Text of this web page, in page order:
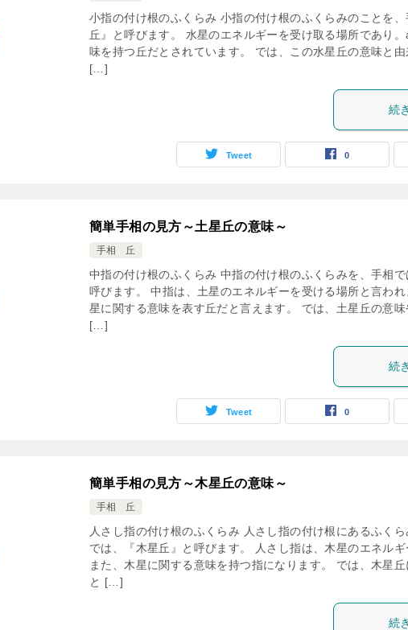
小指の付け根のふくらみ 小指の付け根のふくらみのことを
丘』と呼びます。 水星のエネルギーを受け取る場所であり
味を持つ丘だとされています。 では、この水星丘の意味と
[…]
続
Tweet 0
簡単手相の見方～土星丘の意味～
手相 丘
中指の付け根のふくらみ 中指の付け根のふくらみを、手相で
呼びます。 中指は、土星のエネルギーを受ける場所と言わ
星に関する意味を表す丘だと言えます。 では、土星丘の意
[…]
続
Tweet 0
簡単手相の見方～木星丘の意味～
手相 丘
人さし指の付け根のふくらみ 人さし指の付け根にあるふく
では、『木星丘』と呼びます。 人さし指は、木星のエネルギ
また、木星に関する意味を持つ指になります。 では、木星
と […]
続